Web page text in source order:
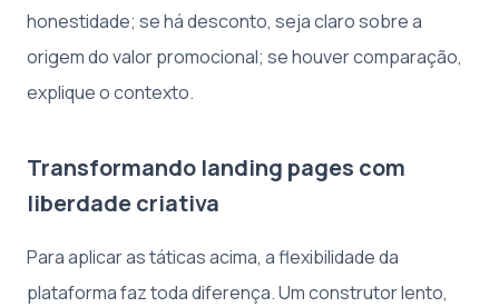
honestidade; se há desconto, seja claro sobre a
origem do valor promocional; se houver comparação,
explique o contexto.
Transformando landing pages com
liberdade criativa
Para aplicar as táticas acima, a flexibilidade da
plataforma faz toda diferença. Um construtor lento,